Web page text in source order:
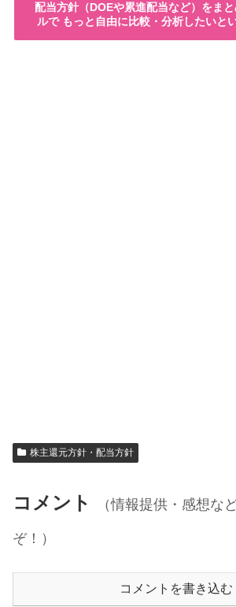
配当方針（DOEや累進配当など）をま
ルで もっと自由に比較・分析したいと
株主還元方針・配当方針
コメント
（情報提供・感想な
ぞ！）
コメントを書き込む